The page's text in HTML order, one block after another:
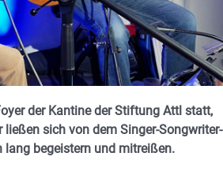
der Kantine der Stiftung Attl statt,
sich von dem Singer-Songwriter-
lang begeistern und mitreißen.